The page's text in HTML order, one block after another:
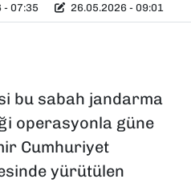
- 07:35 26.05.2026 - 09:01
bu sabah jandarma
operasyonla güne
Cumhuriyet
yürütülen